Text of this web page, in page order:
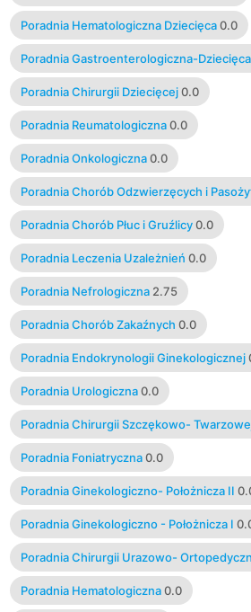
Poradnia Hematologiczna Dziecięca 0.0
Poradnia Gastroenterologiczna-Dziecięca
Poradnia Chirurgii Dziecięcej 0.0
Poradnia Reumatologiczna 0.0
Poradnia Onkologiczna 0.0
Poradnia Chorób Odzwierzęcych i
Poradnia Chorób Płuc i Gruźlicy 0.0
Poradnia Leczenia Uzależnień 0.0
Poradnia Nefrologiczna 2.75
Poradnia Chorób Zakaźnych 0.0
Poradnia Endokrynologii Ginekologicznej
Poradnia Urologiczna 0.0
Poradnia Chirurgii Szczękowo-
Poradnia Foniatryczna 0.0
Poradnia Ginekologiczno- Położnicza II
Poradnia Ginekologiczno - Położnicza I
Poradnia Chirurgii Urazowo-
Poradnia Hematologiczna 0.0